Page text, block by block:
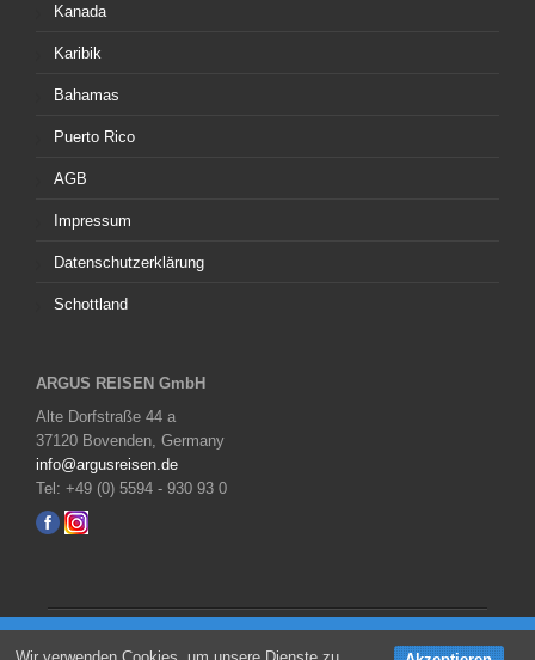
JETZT Angebot anfordern
Kanada
Karibik
Bahamas
Puerto Rico
AGB
Impressum
Datenschutzerklärung
Schottland
ARGUS REISEN GmbH
Alte Dorfstraße 44 a
37120 Bovenden, Germany
info@argusreisen.de
Tel: +49 (0) 5594 - 930 93 0
Copyright © 2026 All Right Reserved, ARGUS REISEN